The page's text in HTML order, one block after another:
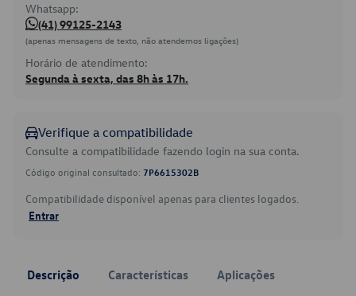
Whatsapp:
(41) 99125-2143
(apenas mensagens de texto, não atendemos ligações)
Horário de atendimento:
Segunda à sexta, das 8h às 17h.
Verifique a compatibilidade
Consulte a compatibilidade fazendo login na sua conta.
Código original consultado: 7P6615302B
Compatibilidade disponível apenas para clientes logados.
Entrar
Descrição Características Aplicações